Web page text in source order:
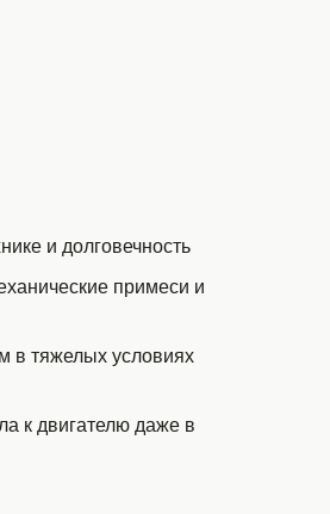
и долговечность
примеси и
в тяжелых условиях
к двигателю даже в